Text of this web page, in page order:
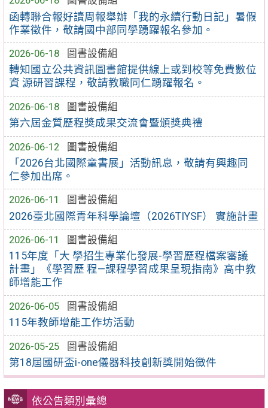
函轉聯合報好讀周報舉辦「我的永續行動日記」暑假
作業徵件，敬請國中部同學踴躍報名參加。
2026-06-18
圖書設備組
轉知國立公共資訊圖書館提供線上或到校等免費數位
資 源研習課程，敬請教職同仁踴躍報名。
2026-06-18
圖書設備組
第六屆金質歷程獎成果交流會暨頒獎典禮
2026-06-12
圖書設備組
「2026台北國際童書展」活動訊息，敬請有興趣同
仁參加出席。
2026-06-11
圖書設備組
2026臺北國際青年科學論壇（2026TIYSF） 實施計畫
2026-06-11
圖書設備組
115年度「大 學招生專業化發展-學習歷程檔案審議
計畫」《學習歷 程—課程學習成果呈現指南》高中教
師增能工作
2026-06-05
圖書設備組
115年教師增能工作坊活動
2026-05-25
圖書設備組
第18屆國研盃i-one儀器科技創新獎開始徵件
依公告類別彙總